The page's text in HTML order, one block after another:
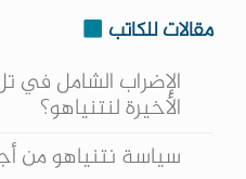
مقالات للكاتب
الإضراب الشامل في
الأخيرة لنتنياهو؟
سياسة نتنياهو من